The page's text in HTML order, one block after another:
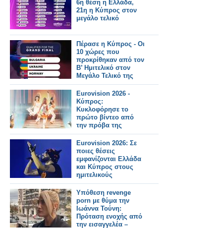
6η θέση η Ελλάδα,
21η η Κύπρος στον
μεγάλο τελικό
Πέρασε η Κύπρος - Οι
10 χώρες που
προκρίθηκαν από τον
Β’ Ημιτελικό στον
Μεγάλο Τελικό της
Eurovision 2026!
Eurovision 2026 -
Κύπρος:
Κυκλοφόρησε το
πρώτο βίντεο από
την πρόβα της
Antigoni
Eurovision 2026: Σε
ποιες θέσεις
εμφανίζονται Ελλάδα
και Κύπρος στους
ημιτελικούς
Υπόθεση revenge
porn με θύμα την
Ιωάννα Τούνη:
Πρόταση ενοχής από
την εισαγγελέα –